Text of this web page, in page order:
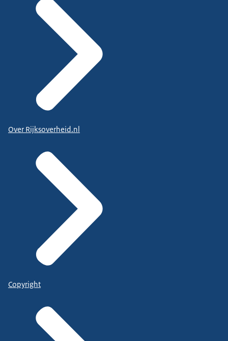
Over Rijksoverheid.nl
Copyright